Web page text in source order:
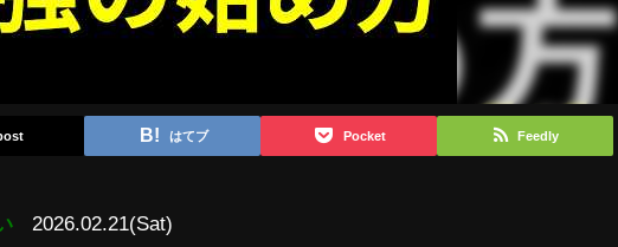
はてブ Pocket Feedly
2026.02.21(Sat)